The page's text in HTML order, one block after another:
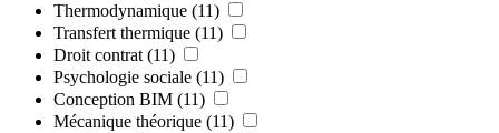
Thermodynamique (11)
Transfert thermique (11)
Droit contrat (11)
Psychologie sociale (11)
Conception BIM (11)
Mécanique théorique (11)